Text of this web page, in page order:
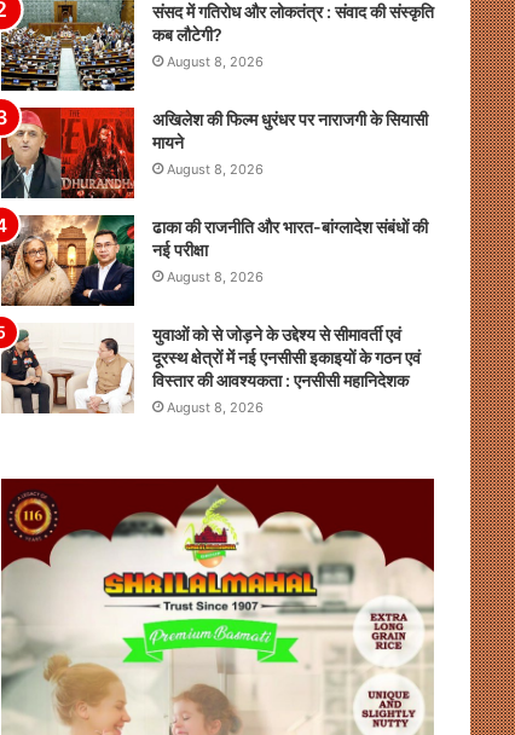
संसद में गतिरोध और लोकतंत्र : संवाद की संस्कृति
कब लौटेगी?
August 8, 2026
अखिलेश की फिल्म धुरंधर पर नाराजगी के सियासी
मायने
August 8, 2026
ढाका की राजनीति और भारत-बांग्लादेश संबंधों की
नई परीक्षा
August 8, 2026
युवाओं को से जोड़ने के उद्देश्य से सीमावर्ती एवं
दूरस्थ क्षेत्रों में नई एनसीसी इकाइयों के गठन एवं
विस्तार की आवश्यकता : एनसीसी महानिदेशक
August 8, 2026